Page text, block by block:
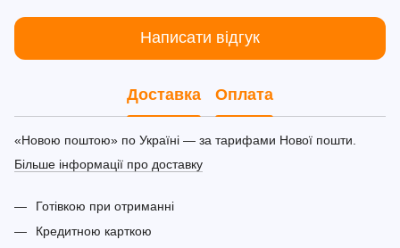
Написати відгук
Доставка Оплата
«Новою поштою» по Україні — за тарифами Нової пошти.
Більше інформації про доставку
Готівкою при отриманні
Кредитною карткою